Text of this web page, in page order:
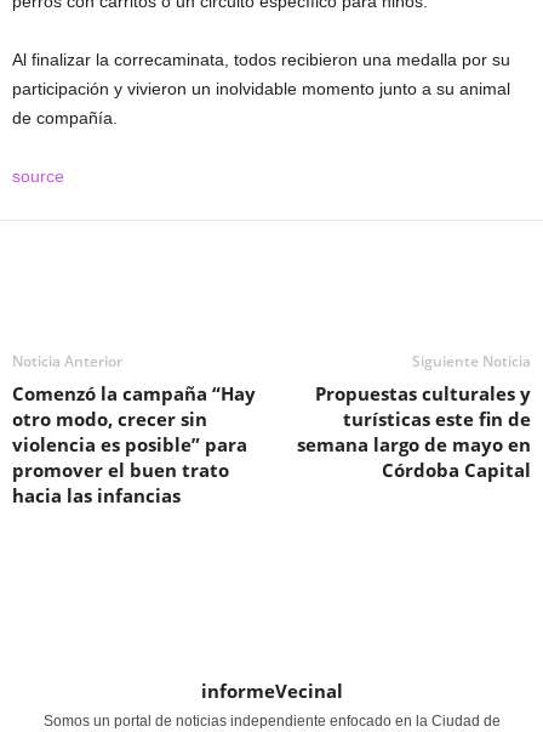
Al finalizar la correcaminata, todos recibieron una medalla por su
participación y vivieron un inolvidable momento junto a su animal
de compañía.
source
Noticia Anterior
Comenzó la campaña “Hay
otro modo, crecer sin
violencia es posible” para
promover el buen trato
hacia las infancias
Siguiente Noticia
Propuestas culturales y
turísticas este fin de
semana largo de mayo en
Córdoba Capital
informeVecinal
Somos un portal de noticias independiente enfocado en la Ciudad de